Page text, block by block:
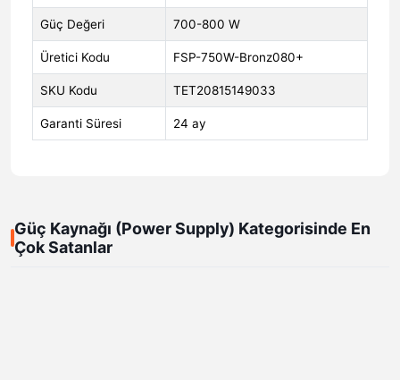
Güç Değeri 700-800 W
Üretici Kodu FSP-750W-Bronz080+
SKU Kodu TET20815149033
Garanti Süresi 24 ay
Güç Kaynağı (Power Supply) Kategorisinde En
Çok Satanlar